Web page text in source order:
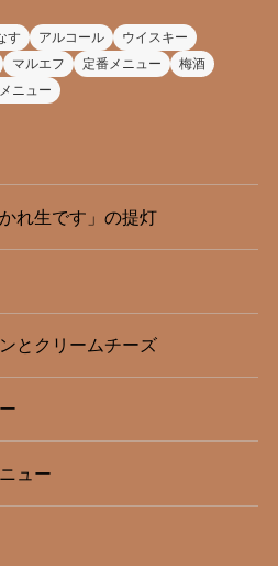
す アルコール
ウイスキー
マルエフ 定番メニュー
梅酒
ニュー
れ生です」の提灯
とクリームチーズ
ュー